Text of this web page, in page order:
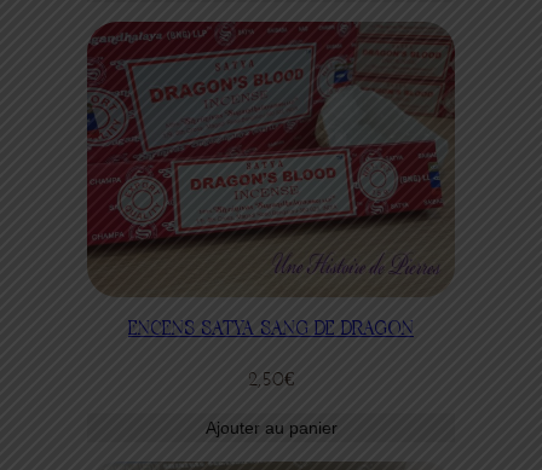
ENCENS SATYA SANG DE DRAGON
2,50€
Ajouter au panier